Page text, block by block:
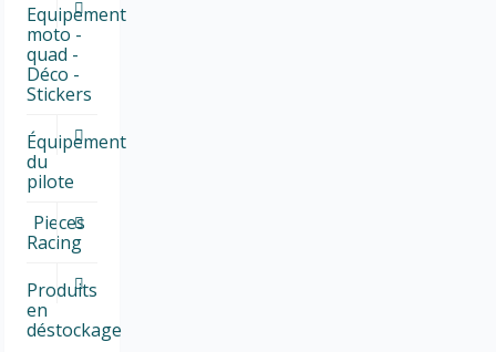
Equipement
moto -
quad -
Déco -
Stickers
Équipement
du
pilote
Pieces
Racing
Produits
en
déstockage